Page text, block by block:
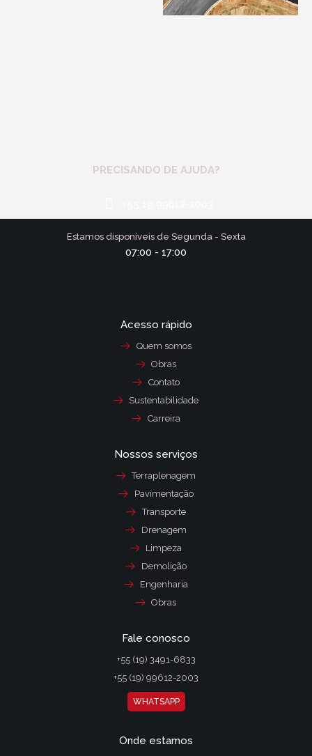
PRECISANDO DE AJUDA?
Estamos disponíveis de Segunda - Sexta
07:00 - 17:00
Acesso rápido
Quem somos
Obras
Contato
Sustentabilidade
Carreira
Nossos serviços
Terraplenagem
Pavimentação
Transporte
Drenagem
Limpeza
Demolição
Engenharia
Obras
Fale conosco
+55 (19) 3491-6833
+55 (19) 99612-2003
WHATSAPP
Onde estamos